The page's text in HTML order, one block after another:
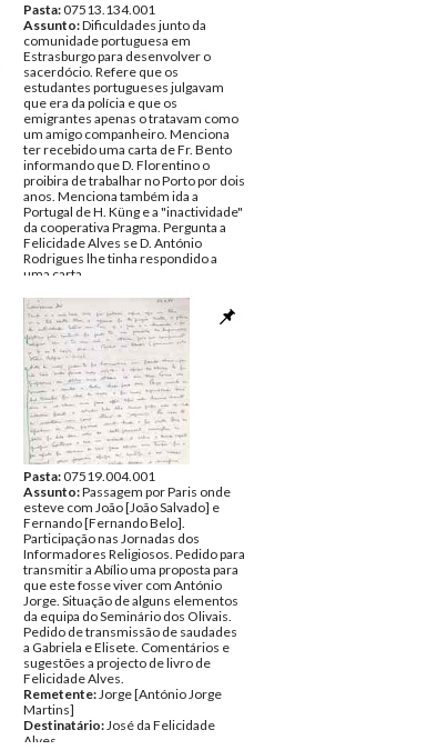
Pasta:07513.134.001
Assunto:Dificuldades junto da
comunidade portuguesa em
Estrasburgo para desenvolver o
sacerdócio. Refere que os
estudantes portugueses julgavam
que era da polícia e que os
emigrantes apenas o tratavam como
um amigo companheiro. Menciona
ter recebido uma carta de Fr. Bento
informando que D. Florentino o
proibira de trabalhar no Porto por dois
anos. Menciona também ida a
Portugal de H. Küng e a "inactividade"
da cooperativa Pragma. Pergunta a
Felicidade Alves se D. António
Rodrigues lhe tinha respondido a
uma carta.
Jorge Martins]
Destinatário:José da Felicidade
Alves
Data: Terça, 14 de Março de 1967
Fundo:DFL - Documentos Felicidade
Alves
Tipo Documental:Correspondencia
Página(s):4
Pasta:07519.004.001
Assunto:Passagem por Paris onde
esteve com João [João Salvado] e
Fernando [Fernando Belo].
Participação nas Jornadas dos
Informadores Religiosos. Pedido para
transmitir a Abílio uma proposta para
que este fosse viver com António
Jorge. Situação de alguns elementos
da equipa do Seminário dos Olivais.
Pedido de transmissão de saudades
a Gabriela e Elisete. Comentários e
sugestões a projecto de livro de
Felicidade Alves.
Remetente:Jorge [António Jorge
Martins]
Destinatário:José da Felicidade
Alves